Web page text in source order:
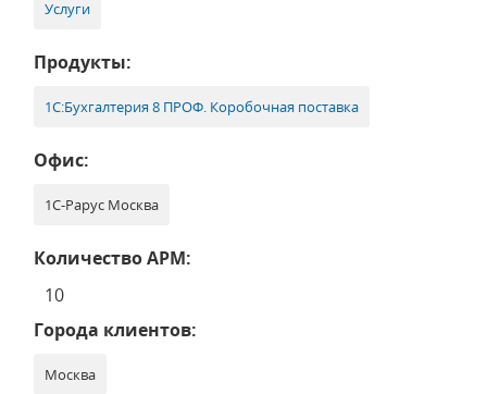
Услуги
Продукты:
1С:Бухгалтерия 8 ПРОФ. Коробочная поставка
Офис:
1С-Рарус Москва
Количество АРМ:
10
Города клиентов:
Москва